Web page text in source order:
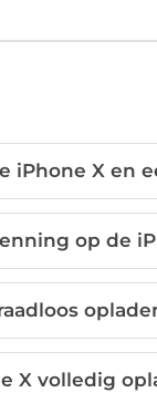
iPhone X en
op de
X volledig